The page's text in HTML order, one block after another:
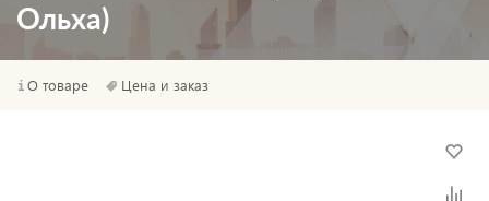
Ольха)
О товаре Цена и заказ